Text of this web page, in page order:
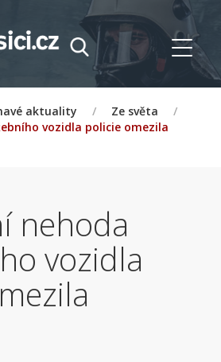
aktuality / Ze světa
/
vozidla policie omezila
nehoda
vozidla